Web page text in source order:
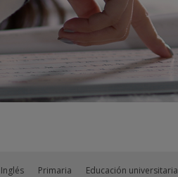
Primaria Educación universitaria